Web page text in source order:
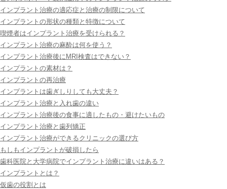
インプラント治療の適応症と治療の制限について
インプラントの形状の種類と特徴について
喫煙者はインプラント治療を受けられる？
インプラント治療の麻酔は何を使う？
インプラント治療後にMRI検査はできない？
インプラントの素材は？
インプラントの再治療
インプラントは歯ぎしりしても大丈夫？
インプラント治療と入れ歯の違い
インプラント治療後の食事に適したもの・避けたいもの
インプラント治療と歯列矯正
インプラント治療ができるクリニックの選び方
もしもインプラントが破損したら
歯科医院と大学病院でインプラント治療に違いはある？
インプラントとは？
仮歯の役割とは